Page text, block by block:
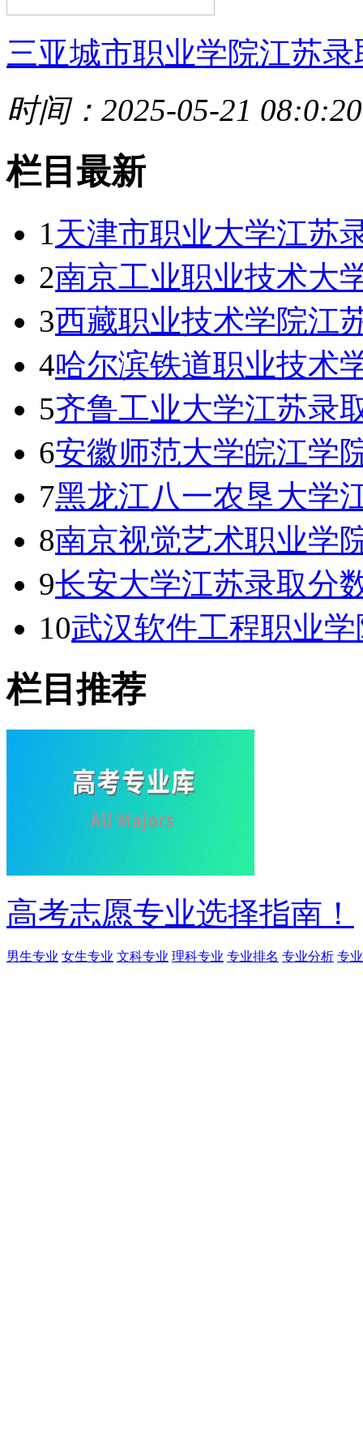
三亚城市职业学院江苏录
时间：2025-05-21 08:0:20
栏目最新
1天津市职业大学江苏
2南京工业职业技术大
3西藏职业技术学院江
4哈尔滨铁道职业技术
5齐鲁工业大学江苏录
6安徽师范大学皖江学
7黑龙江八一农垦大学
8南京视觉艺术职业学
9长安大学江苏录取分
10武汉软件工程职业
栏目推荐
高考志愿专业选择指南！
男生专业 女生专业 文科专业 理科专业 专业排名 专业分析 专